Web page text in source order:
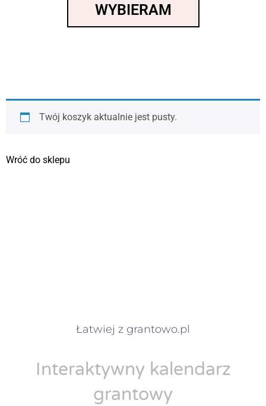
WYBIERAM
Twój koszyk aktualnie jest pusty.
Wróć do sklepu
Łatwiej z grantowo.pl
Interaktywny kalendarz
grantowy